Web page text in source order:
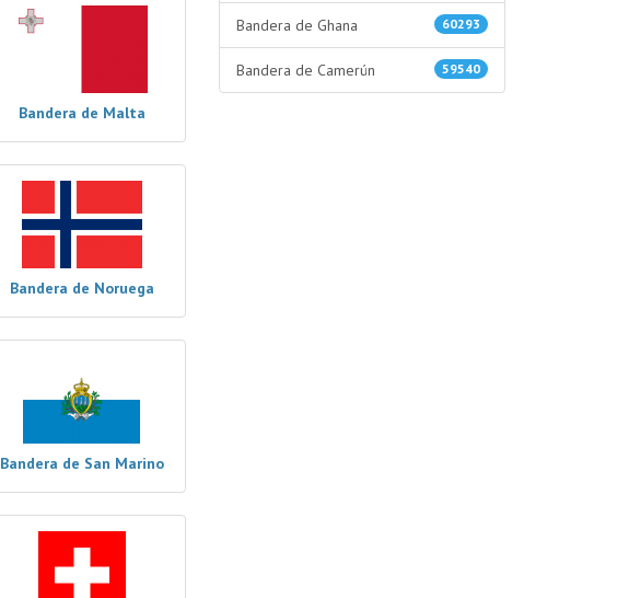
Bandera de Malta
Bandera de Noruega
Bandera de San Marino
60293
Bandera de Ghana
59540
Bandera de Camerún